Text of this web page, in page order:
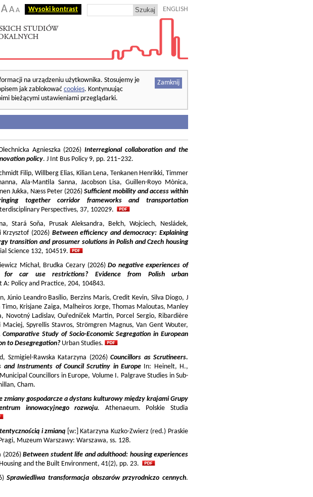
AA A Wysoki kontrast ENGLISH
Zamknij
na urządzeniu użytkownika. Stosujemy je
jak zablokowaćcookies. Kontynuując
bieżącymi ustawieniami przeglądarki.
Agnieszka (2026) Interregional collaboration and the
policy. J Int Bus Policy 9, pp. 211–232.
Filip, Willberg Elias, Kilian Lena, Tenkanen Henrikki, Timmer
Ala-Mantila Sanna, Jacobson Lisa, Guillen-Royo Mònica,
Jukka, Næss Peter (2026) Sufficient mobility and access within
together corridor frameworks and transportation
Perspectives, 37, 102029.
Stará Soňa, Prusak Aleksandra, Bełch, Wojciech, Nesládek,
Krzysztof (2026) Between efficiency and democracy: Explaining
transition and prosumer solutions in Polish and Czech housing
Science 132, 104519.
Michał, Brudka Cezary (2026)Do negative experiences of
for car use restrictions? Evidence from Polish urban
A: Policy and Practice, 204, 104843.
Júnio Leandro Basílio, Berzins Maris, Credit Kevin, Silva Diogo, J
Krisjane Zaiga, Malheiros Jorge, Thomas Maloutas, Manley
Novotný Ladislav, Ouředníček Martin, Porcel Sergio, Ribardière
Spyrellis Stavros, Strömgren Magnus, Van Gent Wouter,
Comparative Study of Socio-Economic Segregation in European
to Desegregation?Urban Studies.
Szmigiel-Rawska Katarzyna (2026) Councillors as Scrutineers.
Instruments of Council Scrutiny in EuropeIn: Heinelt, H.,
Councillors in Europe, Volume I. Palgrave Studies in Sub-
Cham.
zmiany gospodarcze a dystans kulturowy między krajami Grupy
innowacyjnego rozwoju. Athenaeum. Polskie Studia
i zmianą [w:] Katarzyna Kuzko-Zwierz (red.) Praskie
Muzeum Warszawy: Warszawa, ss. 128.
(2026)Between student life and adulthood: housing experiences
and the Built Environment, 41(2), pp. 23.
Sprawiedliwa transformacja obszarów przyrodniczo cennych.